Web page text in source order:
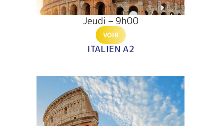
Jeudi – 9h00
VOIR
ITALIEN A2